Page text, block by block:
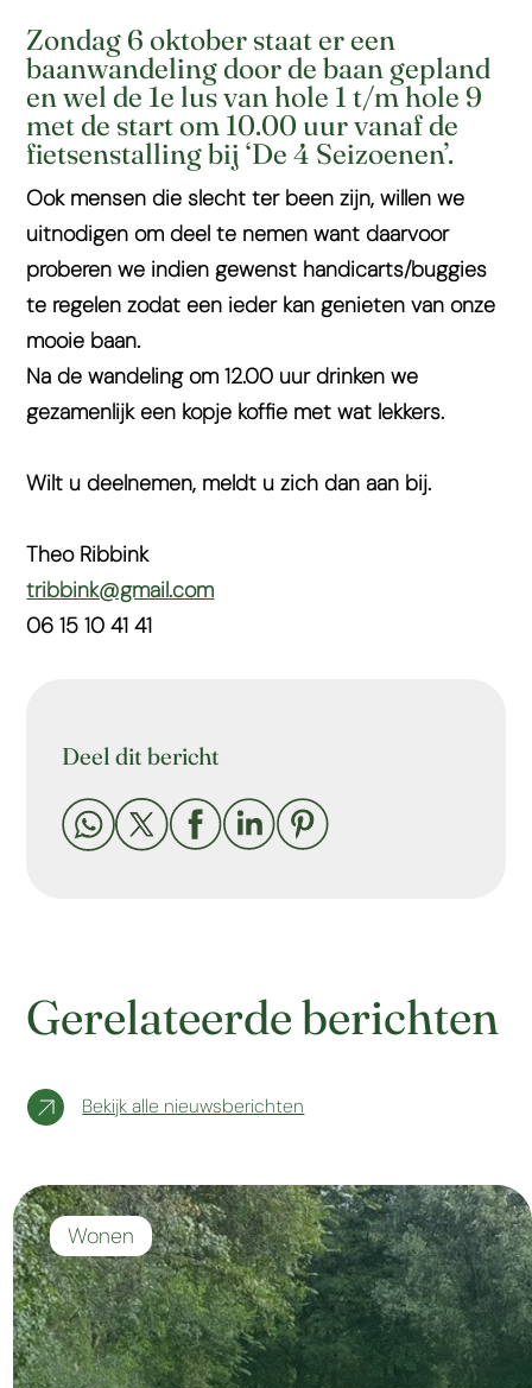
Zondag 6 oktober staat er een
baanwandeling door de baan gepland
en wel de 1e lus van hole 1 t/m hole 9
met de start om 10.00 uur vanaf de
fietsenstalling bij ‘De 4 Seizoenen’.
Ook mensen die slecht ter been zijn, willen we
uitnodigen om deel te nemen want daarvoor
proberen we indien gewenst handicarts/buggies
te regelen zodat een ieder kan genieten van onze
mooie baan.
Na de wandeling om 12.00 uur drinken we
gezamenlijk een kopje koffie met wat lekkers.
Wilt u deelnemen, meldt u zich dan aan bij.
Theo Ribbink
tribbink@gmail.com
06 15 10 41 41
Deel dit bericht
    
Gerelateerde berichten
Bekijk alle nieuwsberichten
Wonen